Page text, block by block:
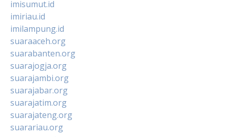
imisumut.id
imiriau.id
imilampung.id
suaraaceh.org
suarabanten.org
suarajogja.org
suarajambi.org
suarajabar.org
suarajatim.org
suarajateng.org
suarariau.org